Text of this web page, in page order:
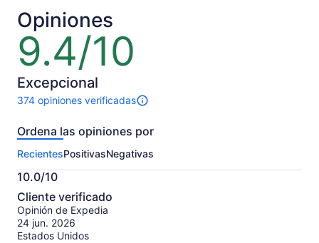
por
adulto
Opiniones
9.4/10
9.4
de
10
Excepcional
374 opiniones verificadas
Hay
opiniones
esta
actividad.
Más
información
sobre
nuestras
opiniones
Ordena las opiniones por
RecientesPositivasNegativas
10.0/10
10.0
de
10
Cliente verificado
Opinión de Expedia
24 jun. 2026
Estados Unidos